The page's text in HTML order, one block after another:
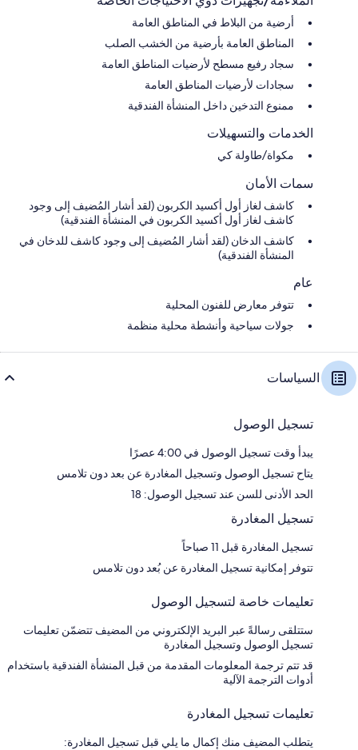
أرضية من البلاط في المناطق العامة
المناطق العامة بأرضية من الخشب الصلب
سجاد رفيع مسطح لأرضيات المناطق العامة
سجادات لأرضيات المناطق العامة
ممنوع التدخين داخل المنشأة الفندقية
الخدمات والتسهيلات
مكواة/طاولة كي
سمات الأمان
كاشف لغاز أول أكسيد الكربون (لقد أشار المُضيف إلى وجود
كاشف لغاز أول أكسيد الكربون في المنشأة الفندقية)
كاشف الدخان (لقد أشار المُضيف إلى وجود كاشف للدخان في
المنشأة الفندقية)
عام
تتوفر معارض للفنون المحلية
جولات سياحية وأنشطة محلية منظمة
السياسات
تسجيل الوصول
يبدأ وقت تسجيل الوصول في 4:00 عصرًا
يتاح تسجيل الوصول وتسجيل المغادرة عن بعد دون تلامس
الحد الأدنى للسن عند تسجيل الوصول: 18
تسجيل المغادرة
تسجيل المغادرة قبل 11 صباحاً
تتوفر إمكانية تسجيل المغادرة عن بُعد دون تلامس
تعليمات خاصة لتسجيل الوصول
ستتلقى رسالةً عبر البريد الإلكتروني من المضيف تتضمّن تعليمات
تسجيل الوصول وتسجيل المغادرة
قد تتم ترجمة المعلومات المقدمة من قبل المنشأة الفندقية باستخدام
أدوات الترجمة الآلية
تعليمات تسجيل المغادرة
يتطلب المضيف منك إكمال ما يلي قبل تسجيل المغادرة: